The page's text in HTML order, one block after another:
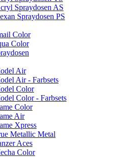
Spraydosen AS
Spraydosen PS
Color
Color
Air
Air - Farbsets
Color
Color - Farbsets
Color
Air
Xpress
Metallic Metal
Aces
Color